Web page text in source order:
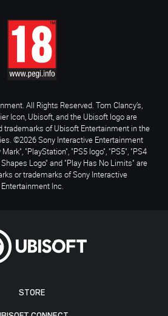
STORE
All Rights Reserved. Tom Clancy’s,
Icon, Ubisoft, and the Ubisoft logo are
trademarks of Ubisoft Entertainment in the
©2026 Sony Interactive Entertainment
"PlayStation", "PS5 logo", "PS5", "PS4
Shapes Logo" and "Play Has No Limits" are
or trademarks of Sony Interactive
Entertainment Inc.